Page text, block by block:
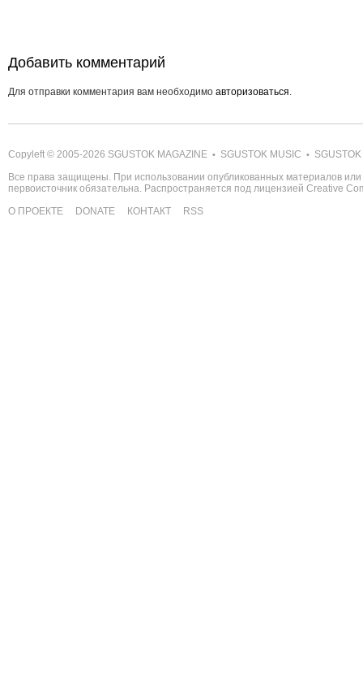
Добавить комментарий
Для отправки комментария вам необходимо авторизоваться
Copyleft © 2005-2026 SGUSTOK MAGAZINE • SGUSTOK MUSIC •
Все права защищены. При использовании опубликованных материалов
первоисточник обязательна. Распространяется под лицензией Creative
О ПРОЕКТЕ
DONATE КОНТАКТ RSS